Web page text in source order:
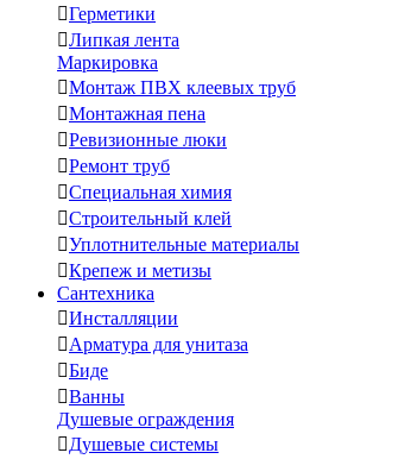
Герметики
Липкая лента
Маркировка
Монтаж ПВХ клеевых труб
Монтажная пена
Ревизионные люки
Ремонт труб
Специальная химия
Строительный клей
Уплотнительные материалы
Крепеж и метизы
Сантехника
Инсталляции
Арматура для унитаза
Биде
Ванны
Душевые ограждения
Душевые системы